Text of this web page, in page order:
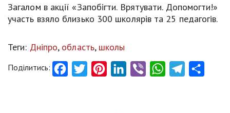
Загалом в акції «Запобігти. Врятувати. Допомогти!»
участь взяло близько 300 школярів та 25 педагогів.
Теги: Дніпро, область, школы
Поділитись: FacebookTwitter PinterestLinkedInViber WhatsAppTelegram